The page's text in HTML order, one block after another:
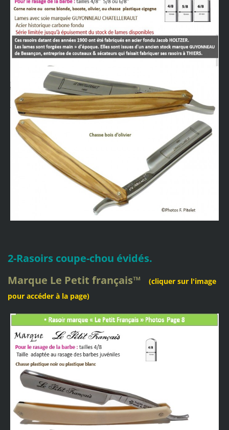
2-Rasoirs coupe-chou évidés.
Marque Le Petit français™
(cliquer sur l'image
pour accéder à la page)